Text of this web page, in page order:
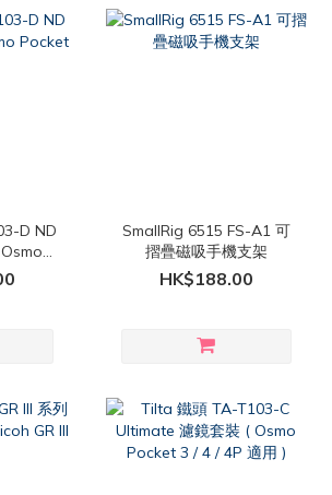
D ND
)
SmallRig 6515 FS-A1 可
摺疊磁吸手機支架
HK$188.00